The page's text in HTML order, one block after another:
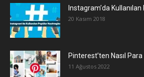
Instagram’da
20 Kasım 2018
Pinterest’ten Nasıl Para
11 Ağustos 2022